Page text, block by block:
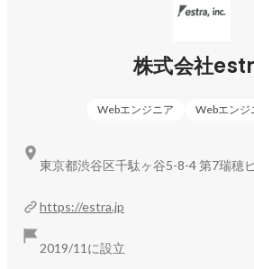
株式会社
Webエンジニア Webエンジ
https://estra.jp
2019/11に設立
東京都渋谷区千駄ヶ谷5-8-4 第7瑞穂